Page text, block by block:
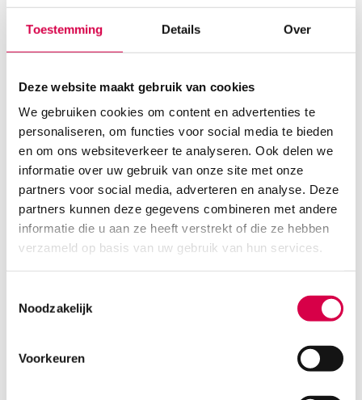
Toestemming Details Over
Deze website maakt gebruik van cookies
We gebruiken cookies om content en advertenties te
personaliseren, om functies voor social media te bieden
en om ons websiteverkeer te analyseren. Ook delen we
informatie over uw gebruik van onze site met onze
partners voor social media, adverteren en analyse. Deze
partners kunnen deze gegevens combineren met andere
informatie die u aan ze heeft verstrekt of die ze hebben
verzameld op basis van uw gebruik van hun services.
Noodzakelijk
Voorkeuren
21 x 150 stuks, 21.2cm x 25.5cm, wit
Direct leverbaar
Tork Xpress H2 vouwhanddoekjes, 34cm x